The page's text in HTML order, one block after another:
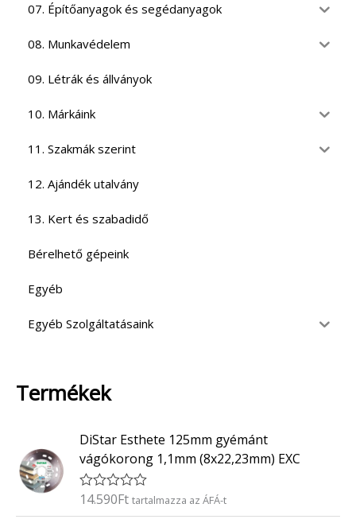
07. Építőanyagok és segédanyagok
08. Munkavédelem
09. Létrák és állványok
10. Márkáink
11. Szakmák szerint
12. Ajándék utalvány
13. Kert és szabadidő
Bérelhető gépeink
Egyéb
Egyéb Szolgáltatásaink
Termékek
DiStar Esthete 125mm gyémánt
vágókorong 1,1mm (8x22,23mm) EXC
É14.590Ft tartalmazza az ÁFÁ-t